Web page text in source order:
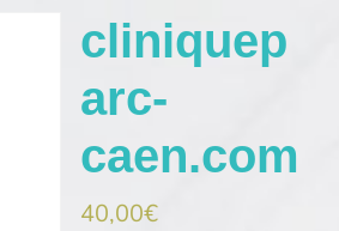
cliniquep
arc-
caen.com
40,00€